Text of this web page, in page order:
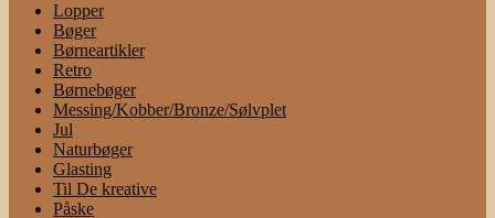
Lopper
Bøger
Børneartikler
Retro
Børnebøger
Messing/Kobber/Bronze/Sølvplet
Jul
Naturbøger
Glasting
Til De kreative
Påske